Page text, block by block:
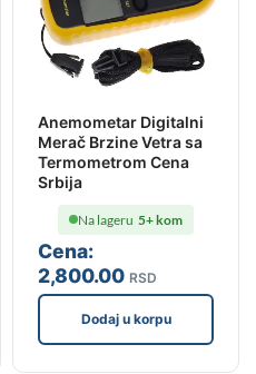
Anemometar Digitalni
Merač Brzine Vetra sa
Termometrom Cena
Srbija
Cena:
2,800.00 RSD
Na lageru 5+ kom
Dodaj u korpu